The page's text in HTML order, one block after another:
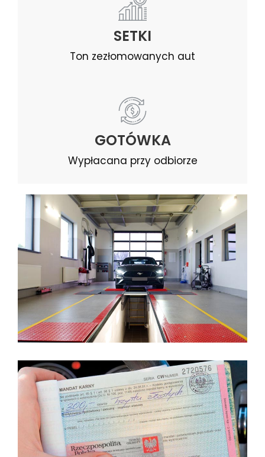
SETKI
Ton zezłomowanych aut
GOTÓWKA
Wypłacana przy odbiorze